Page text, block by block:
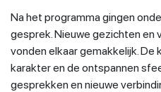
Na het programma gingen
gesprek. Nieuwe gezichten en
vonden elkaar gemakkelijk.
karakter en de ontspannen
gesprekken en nieuwe